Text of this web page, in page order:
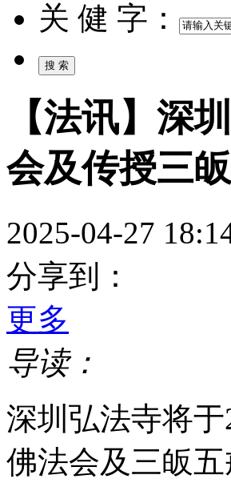
关 健 字：
【法讯】深
会及传授三
2025-04-27
分享到：
更多
导读：
深圳弘法寺将
佛法会及三皈五